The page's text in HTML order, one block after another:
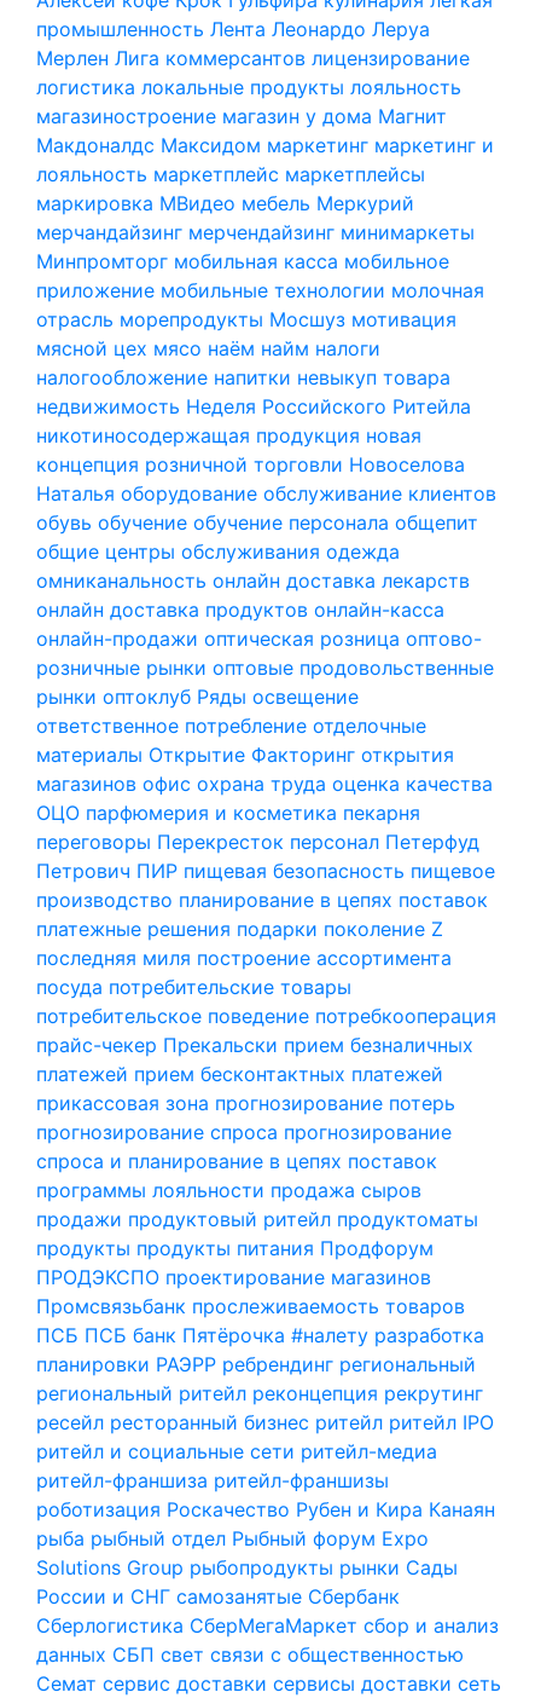
промышленность Лента Леонардо Леруа
Мерлен Лига коммерсантов лицензирование
логистика локальные продукты лояльность
магазиностроение магазин у дома Магнит
Макдоналдс Максидом маркетинг маркетинг и
лояльность маркетплейс маркетплейсы
маркировка МВидео мебель Меркурий
мерчандайзинг мерчендайзинг минимаркеты
Минпромторг мобильная касса мобильное
приложение мобильные технологии молочная
отрасль морепродукты Мосшуз мотивация
мясной цех мясо наём найм налоги
налогообложение напитки невыкуп товара
недвижимость Неделя Российского Ритейла
никотиносодержащая продукция новая
концепция розничной торговли Новоселова
Наталья оборудование обслуживание клиентов
обувь обучение обучение персонала общепит
общие центры обслуживания одежда
омниканальность онлайн доставка лекарств
онлайн доставка продуктов онлайн-касса
онлайн-продажи оптическая розница оптово-
розничные рынки оптовые продовольственные
рынки оптоклуб Ряды освещение
ответственное потребление отделочные
материалы Открытие Факторинг открытия
магазинов офис охрана труда оценка качества
ОЦО парфюмерия и косметика пекарня
переговоры Перекресток персонал Петерфуд
Петрович ПИР пищевая безопасность пищевое
производство планирование в цепях поставок
платежные решения подарки поколение Z
последняя миля построение ассортимента
посуда потребительские товары
потребительское поведение потребкооперация
прайс-чекер Прекальски прием безналичных
платежей прием бесконтактных платежей
прикассовая зона прогнозирование потерь
прогнозирование спроса прогнозирование
спроса и планирование в цепях поставок
программы лояльности продажа сыров
продажи продуктовый ритейл продуктоматы
продукты продукты питания Продфорум
ПРОДЭКСПО проектирование магазинов
Промсвязьбанк прослеживаемость товаров
ПСБ ПСБ банк Пятёрочка #налету разработка
планировки РАЭРР ребрендинг региональный
региональный ритейл реконцепция рекрутинг
ресейл ресторанный бизнес ритейл ритейл IPO
ритейл и социальные сети ритейл-медиа
ритейл-франшиза ритейл-франшизы
роботизация Роскачество Рубен и Кира Канаян
рыба рыбный отдел Рыбный форум Expo
Solutions Group рыбопродукты рынки Сады
России и СНГ самозанятые Сбербанк
Сберлогистика СберМегаМаркет сбор и анализ
данных СБП свет связи с общественностью
Семат сервис доставки сервисы доставки сеть